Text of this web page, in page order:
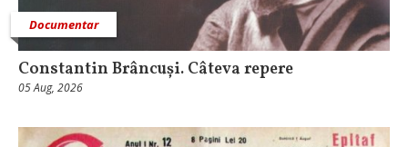
Documentar
Constantin Brâncuși. Câteva repere
05 Aug, 2026